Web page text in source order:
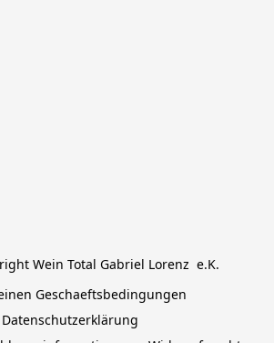
Wein Total Gabriel Lorenz  e.K.
Geschaeftsbedingungen
Datenschutzerklärung